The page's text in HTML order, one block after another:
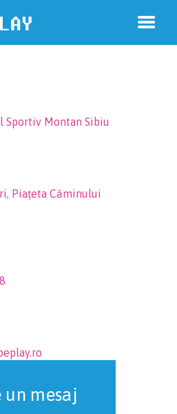
Sportiv Montan Sibiu
Piațeta Căminului
un mesaj